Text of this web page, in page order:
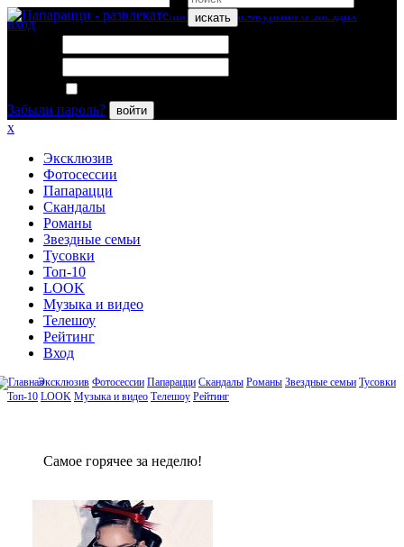
искать
вход
Забыли пароль?
войти
x
Эксклюзив
Фотосессии
Папарацци
Скандалы
Романы
Звездные семьи
Тусовки
Топ-10
LOOK
Музыка и видео
Телешоу
Рейтинг
Вход
Эксклюзив Фотосессии Папарацци Скандалы Романы Звездные семьи Тусовки
Топ-10 LOOK Музыка и видео Телешоу Рейтинг
Сaмое гoрячее за неделю!